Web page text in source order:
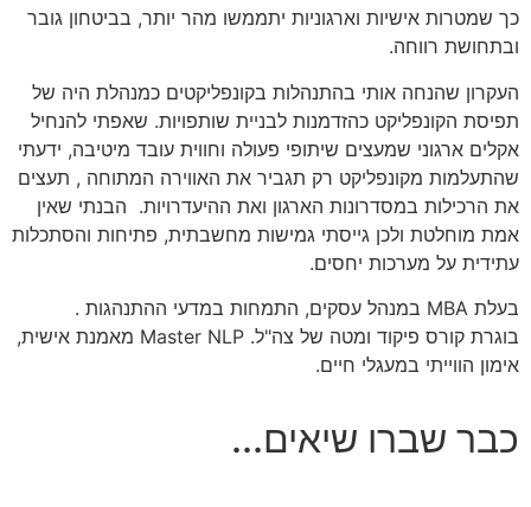
כך שמטרות אישיות וארגוניות יתממשו מהר יותר, בביטחון גובר
ובתחושת רווחה.
העקרון שהנחה אותי בהתנהלות בקונפליקטים כמנהלת היה של
תפיסת הקונפליקט כהזדמנות לבניית שותפויות. שאפתי להנחיל
אקלים ארגוני שמעצים שיתופי פעולה וחווית עובד מיטיבה, ידעתי
שהתעלמות מקונפליקט רק תגביר את האווירה המתוחה , תעצים
את הרכילות במסדרונות הארגון ואת ההיעדרויות. הבנתי שאין
אמת מוחלטת ולכן גייסתי גמישות מחשבתית, פתיחות והסתכלות
עתידית על מערכות יחסים.
בעלת MBA במנהל עסקים, התמחות במדעי ההתנהגות .
בוגרת קורס פיקוד ומטה של צה"ל. Master NLP מאמנת אישית,
אימון הווייתי במעגלי חיים.
כבר שברו שיאים...